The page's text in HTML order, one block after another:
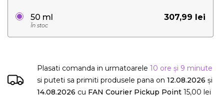
307,99 lei
50 ml
În stoc
Plasati comanda in urmatoarele 10 ore și 9 minute
si puteti sa primiti produsele pana on 12.08.2026 și
14.08.2026 cu FAN Courier Pickup Point 15,00 lei